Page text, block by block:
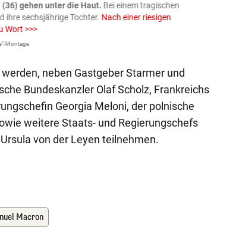
gehen unter die Haut. Bei einem tragischen
ihre sechsjährige Tochter. Nach einer riesigen
Wort >>>
Montage
neben Gastgeber Starmer und
Bundeskanzler Olaf Scholz, Frankreichs
Georgia Meloni, der polnische
weitere Staats- und Regierungschefs
von der Leyen teilnehmen.
Macron